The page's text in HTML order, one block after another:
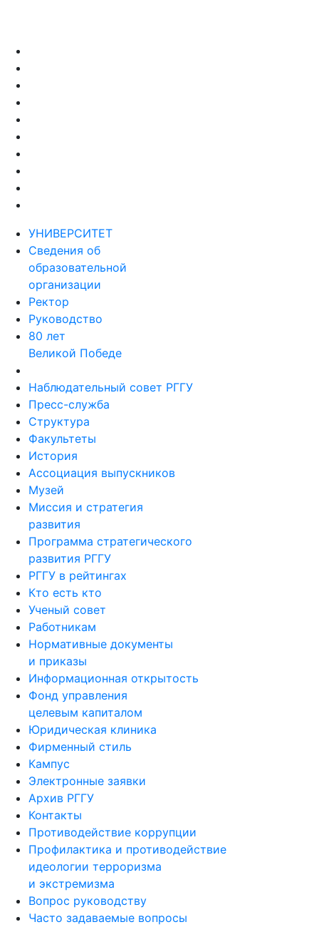
УНИВЕРСИТЕТ
Сведения об
образовательной
организации
Ректор
Руководство
80 лет
Великой Победе
Наблюдательный совет РГГУ
Пресс-служба
Структура
Факультеты
История
Ассоциация выпускников
Музей
Миссия и стратегия
развития
Программа стратегического
развития РГГУ
РГГУ в рейтингах
Кто есть кто
Ученый совет
Работникам
Нормативные документы
и приказы
Информационная открытость
Фонд управления
целевым капиталом
Юридическая клиника
Фирменный стиль
Кампус
Электронные заявки
Архив РГГУ
Контакты
Противодействие коррупции
Профилактика и противодействие
идеологии терроризма
и экстремизма
Вопрос руководству
Часто задаваемые вопросы